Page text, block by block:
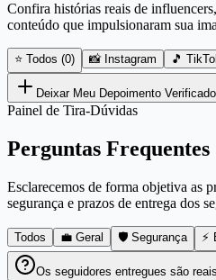
Confira histórias reais de
conteúdo que impulsionaram sua
⭐ Todos (0) 📸 Instagram 🎵
Deixar Meu Depoimento Verificado
Painel de Tira-Dúvidas
Perguntas Frequentes
Esclarecemos de forma objetiva as
segurança e prazos de entrega dos
Todos 💼 Geral 🛡️ Segurança ⚡
Os seguidores entregues são